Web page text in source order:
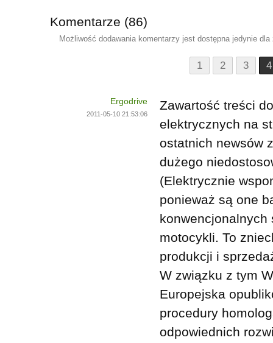
Komentarze (86)
Możliwość dodawania komentarzy jest dostępna jedynie
1 2 3 4
Ergodrive
2011-05-10 21:53:06
Zawartość treści
elektrycznych na
ostatnich newsów
dużego
(Elektrycznie
ponieważ są one
konwencjonalnych
motocykli. To
produkcji i
W związku z tym
Europejska
procedury
odpowiednich